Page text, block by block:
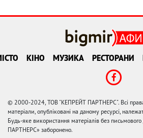
КІНО МУЗИКА РЕСТОРАНИ
© 2000-2024, ТОВ "КЕПРЕЙТ ПАРТНЕРС". Всі права
матеріали, опубліковані на даному ресурсі,
Будь-яке використання матеріалів без
ПАРТНЕРС» заборонено.